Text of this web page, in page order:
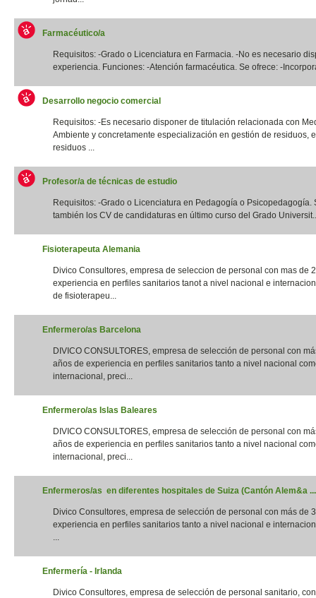
Farmacéutico/a
Requisitos: -Grado o Licenciatura en Farmacia. -No es necesario
experiencia. Funciones: -Atención farmacéutica. Se ofrece: -
Desarrollo negocio comercial
Requisitos: -Es necesario disponer de titulación relacionada con
Ambiente y concretamente especialización en gestión de residuos,
residuos ...
Profesor/a de técnicas de estudio
Requisitos: -Grado o Licenciatura en Pedagogía o Psicopedagogía.
también los CV de candidaturas en último curso del Grado
Fisioterapeuta Alemania
Divico Consultores, empresa de seleccion de personal con mas de
experiencia en perfiles sanitarios tanot a nivel nacional e
de fisioterapeu...
Enfermero/as Barcelona
DIVICO CONSULTORES, empresa de selección de personal con
años de experiencia en perfiles sanitarios tanto a nivel nacional
internacional, preci...
Enfermero/as Islas Baleares
DIVICO CONSULTORES, empresa de selección de personal con
años de experiencia en perfiles sanitarios tanto a nivel nacional
internacional, preci...
Enfermeros/as en diferentes hospitales de Suiza (Cantón Alem&a ...
Divico Consultores, empresa de selección de personal con más de
experiencia en perfiles sanitarios tanto a nivel nacional e
...
Enfermería - Irlanda
Divico Consultores, empresa de selección de personal sanitario,